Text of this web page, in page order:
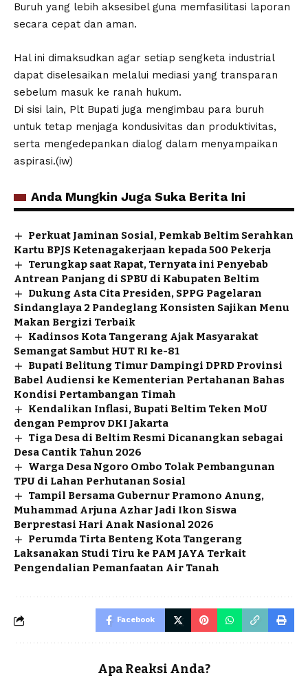
Buruh yang lebih aksesibel guna memfasilitasi laporan
secara cepat dan aman.
Hal ini dimaksudkan agar setiap sengketa industrial
dapat diselesaikan melalui mediasi yang transparan
sebelum masuk ke ranah hukum.
​Di sisi lain, Plt Bupati juga mengimbau para buruh
untuk tetap menjaga kondusivitas dan produktivitas,
serta mengedepankan dialog dalam menyampaikan
aspirasi.(iw)
Anda Mungkin Juga Suka Berita Ini
Perkuat Jaminan Sosial, Pemkab Beltim Serahkan
Kartu BPJS Ketenagakerjaan kepada 500 Pekerja
Terungkap saat Rapat, Ternyata ini Penyebab
Antrean Panjang di SPBU di Kabupaten Beltim
Dukung Asta Cita Presiden, SPPG Pagelaran
Sindanglaya 2 Pandeglang Konsisten Sajikan Menu
Makan Bergizi Terbaik
Kadinsos Kota Tangerang Ajak Masyarakat
Semangat Sambut HUT RI ke-81
Bupati Belitung Timur Dampingi DPRD Provinsi
Babel Audiensi ke Kementerian Pertahanan Bahas
Kondisi Pertambangan Timah
Kendalikan Inflasi, Bupati Beltim Teken MoU
dengan Pemprov DKI Jakarta
Tiga Desa di Beltim Resmi Dicanangkan sebagai
Desa Cantik Tahun 2026
Warga Desa Ngoro Ombo Tolak Pembangunan
TPU di Lahan Perhutanan Sosial
Tampil Bersama Gubernur Pramono Anung,
Muhammad Arjuna Azhar Jadi Ikon Siswa
Berprestasi Hari Anak Nasional 2026
Perumda Tirta Benteng Kota Tangerang
Laksanakan Studi Tiru ke PAM JAYA Terkait
Pengendalian Pemanfaatan Air Tanah
Facebook
Apa Reaksi Anda?